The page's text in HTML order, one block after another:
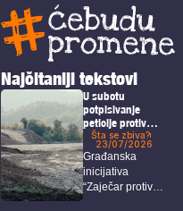
Najčitaniji tekstovi
U subotu
potpisivanje
peticije protiv
potencijalnog
štetnog
rudarenja
nadomak
Zaječara
Šta se zbiva?
23/07/2026
Građanska
inicijativa
“Zaječar protiv